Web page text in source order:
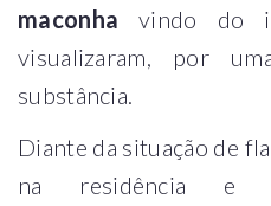
maconha vindo do
visualizaram, por
substância.
Diante da situação de
na residência e